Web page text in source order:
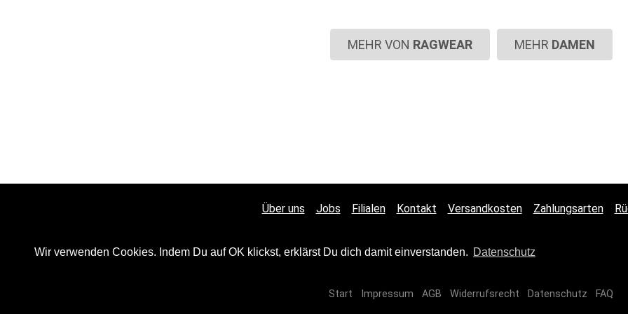
Wir verwenden Cookies. Indem Du auf OK klickst, erklärst Du dich damit einverstanden. Datenschutz
MEHR VON RAGWEAR MEHR DAMEN
Über uns Jobs Filialen Kontakt Versandkosten Zahlungsarten
Start Impressum AGB Widerrufsrecht Datenschutz FAQ